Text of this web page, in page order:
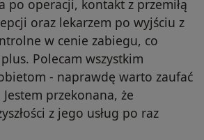
po operacji, kontakt z przemiłą
oraz lekarzem po wyjściu z
w cenie zabiegu, co
Polecam wszystkim
- naprawdę warto zaufać
przekonana, że
z jego usług po raz